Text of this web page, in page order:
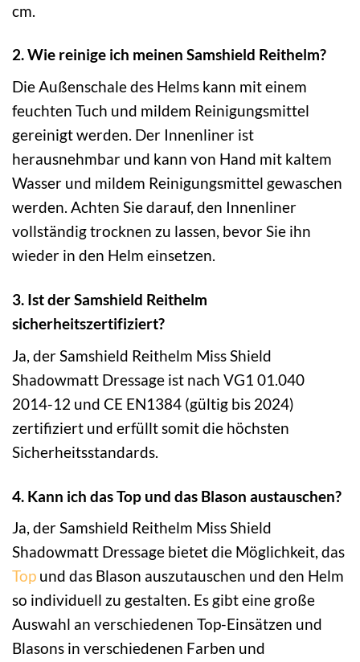
cm.
2. Wie reinige ich meinen Samshield Reithelm?
Die Außenschale des Helms kann mit einem
feuchten Tuch und mildem Reinigungsmittel
gereinigt werden. Der Innenliner ist
herausnehmbar und kann von Hand mit kaltem
Wasser und mildem Reinigungsmittel gewaschen
werden. Achten Sie darauf, den Innenliner
vollständig trocknen zu lassen, bevor Sie ihn
wieder in den Helm einsetzen.
3. Ist der Samshield Reithelm
sicherheitszertifiziert?
Ja, der Samshield Reithelm Miss Shield
Shadowmatt Dressage ist nach VG1 01.040
2014-12 und CE EN1384 (gültig bis 2024)
zertifiziert und erfüllt somit die höchsten
Sicherheitsstandards.
4. Kann ich das Top und das Blason austauschen?
Ja, der Samshield Reithelm Miss Shield
Shadowmatt Dressage bietet die Möglichkeit, das
Top und das Blason auszutauschen und den Helm
so individuell zu gestalten. Es gibt eine große
Auswahl an verschiedenen Top-Einsätzen und
Blasons in verschiedenen Farben und